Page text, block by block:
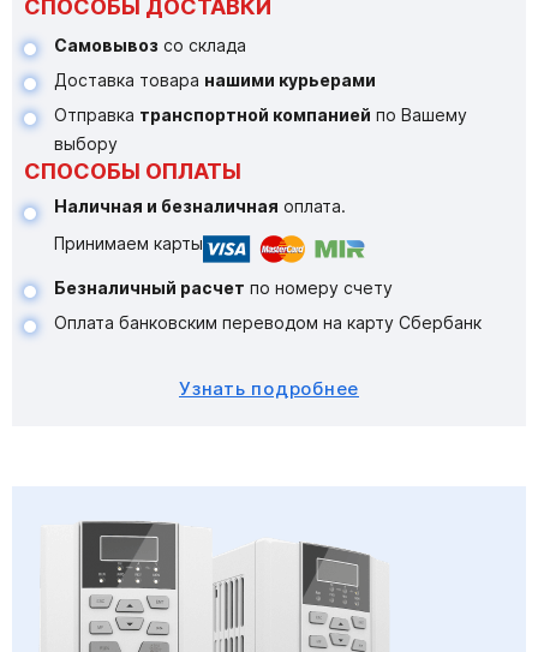
СПОСОБЫ ДОСТАВКИ
Самовывоз со склада
Доставка товара нашими курьерами
Отправка транспортной компанией по Вашему
выбору
СПОСОБЫ ОПЛАТЫ
Наличная и безналичная оплата.
Принимаем карты
Безналичный расчет по номеру счету
Оплата банковским переводом на карту Сбербанк
Узнать подробнее